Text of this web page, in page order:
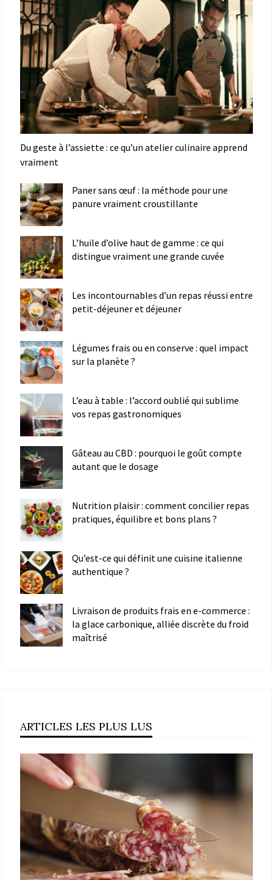
Du geste à l’assiette : ce qu’un atelier culinaire apprend
vraiment
Paner sans œuf : la méthode pour une
panure vraiment croustillante
L’huile d’olive haut de gamme : ce qui
distingue vraiment une grande cuvée
Les incontournables d’un repas réussi entre
petit-déjeuner et déjeuner
Légumes frais ou en conserve : quel impact
sur la planète ?
L’eau à table : l’accord oublié qui sublime
vos repas gastronomiques
Gâteau au CBD : pourquoi le goût compte
autant que le dosage
Nutrition plaisir : comment concilier repas
pratiques, équilibre et bons plans ?
Qu’est-ce qui définit une cuisine italienne
authentique ?
Livraison de produits frais en e-commerce :
la glace carbonique, alliée discrète du froid
maîtrisé
ARTICLES LES PLUS LUS